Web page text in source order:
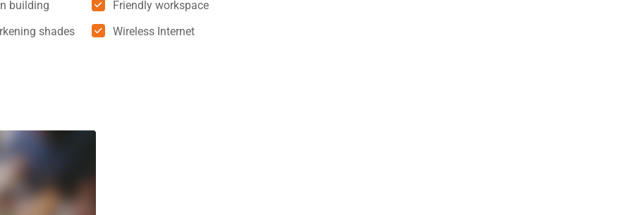
building
Friendly workspace
shades Wireless Internet